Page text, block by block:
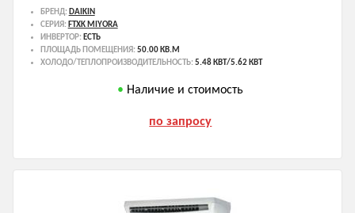
БРЕНД: DAIKIN
СЕРИЯ: FTXK MIYORA
ИНВЕРТОР: ЕСТЬ
ПЛОЩАДЬ ПОМЕЩЕНИЯ: 50.00 КВ.М
ХОЛОДО/ТЕПЛОПРОИЗВОДИТЕЛЬНОСТЬ: 5.48 КВТ/5.62 КВТ
Наличие и стоимость
по запросу